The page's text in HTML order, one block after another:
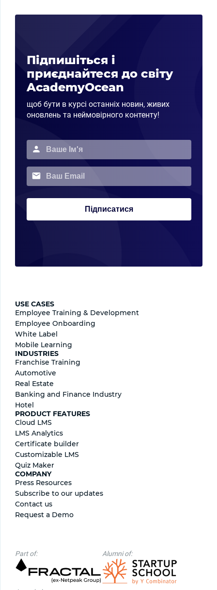
Підпишіться і
приєднайтеся до світу
AcademyOcean
щоб бути в курсі останніх новин, живих
оновлень та неймовірного контенту!
Підписатися
USE CASES
Employee Training & Development
Employee Onboarding
White Label
Mobile Learning
INDUSTRIES
Franchise Training
Automotive
Real Estate
Banking and Finance Industry
Hotel
PRODUCT FEATURES
Cloud LMS
LMS Analytics
Certificate builder
Сustomizable LMS
Quiz Maker
COMPANY
Press Resources
Subscribe to our updates
Contact us
Request a Demo
Part of: Alumni of: